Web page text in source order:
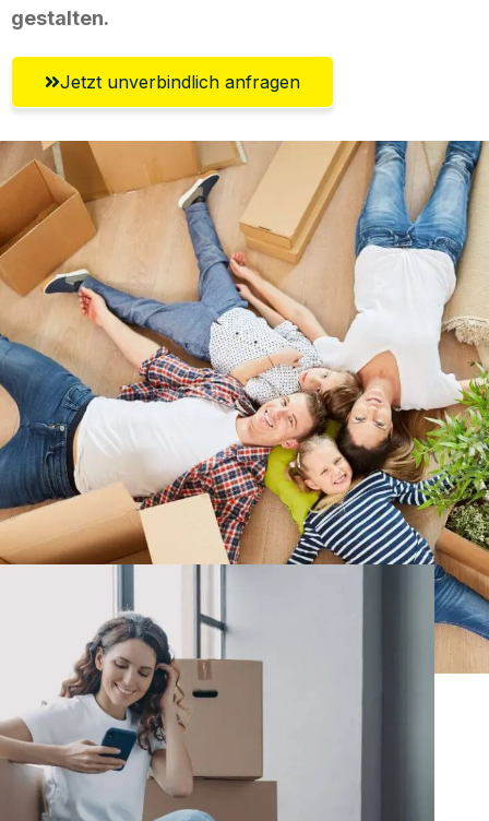
gestalten.
Jetzt unverbindlich anfragen